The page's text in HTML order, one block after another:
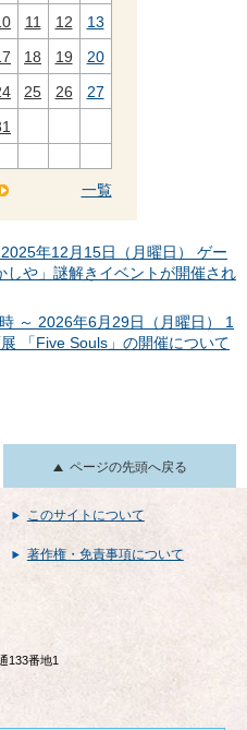
11 12
13
18 19
20
25 26
27
一覧
年12月15日（月曜日） ゲー
しや」謎解きイベントが開催され
～ 2026年6月29日（月曜日） 1
「Five Souls」の開催について
ページの先頭へ戻る
このサイトについて
著作権・免責事項について
133番地1